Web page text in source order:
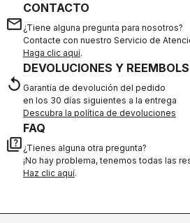
email
CONTACTO
¿Tiene alguna pregunta para nosotros?
Contacte con nuestro Servicio de
Haga clic aquí.
replay
DEVOLUCIONES Y
Garantía de devolución del pedido
en los 30 días siguientes a la entrega
Descubra la política de devoluciones
quiz
FAQ
¿Tienes alguna otra pregunta?
¡No hay problema, tenemos todas las
Haz clic aquí.